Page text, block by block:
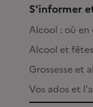
S'informer
Alcool : où en
Alcool et fêtes
Grossesse et
Vos ados et